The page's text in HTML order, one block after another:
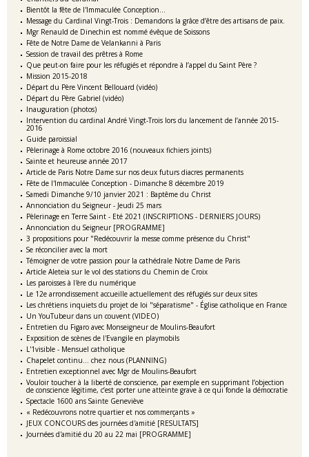
Bientôt la fête de l'Immaculée Conception...
Message du Cardinal Vingt-Trois : Demandons la grâce d’être des artisans de paix.
Mgr Renauld de Dinechin est nommé évêque de Soissons
Fête de Notre Dame de Velankanni à Paris
Session de travail des prêtres à Rome
Que peut-on faire pour les réfugiés et répondre à l’appel du Saint Père ?
Mission 2015-2018
Départ du Père Vincent Bellouard (vidéo)
Départ du Père Gabriel (vidéo)
Inauguration (photos)
Intervention du cardinal André Vingt-Trois lors du lancement de l’année 2015-
2016
Guide paroissial
Pèlerinage à Rome octobre 2016 (nouveaux fichiers joints)
Sainte et heureuse année 2017
Article de Paris Notre Dame sur nos deux futurs diacres permanents
Fête de l'Immaculée Conception - Dimanche 8 décembre 2019
Samedi Dimanche 9/10 janvier 2021 : Baptême du Christ
Annonciation du Seigneur - Jeudi 25 mars
Pèlerinage en Terre Saint - Eté 2021 (INSCRIPTIONS - DERNIERS JOURS)
Annonciation du Seigneur [PROGRAMME]
3 propositions pour "Redécouvrir la messe comme présence du Christ"
Se réconcilier avec la mort
Témoigner de votre passion pour la cathédrale Notre Dame de Paris
Article Aleteia sur le vol des stations du Chemin de Croix
Les paroisses à l'ère du numérique
Le 12e arrondissement accueille actuellement des réfugiés sur deux sites
Les chrétiens inquiets du projet de loi "séparatisme" - Église catholique en France
Un YouTubeur dans un couvent (VIDEO)
Entretien du Figaro avec Monseigneur de Moulins-Beaufort
Exposition de scènes de l'Evangile en playmobils
L'1visible - Mensuel catholique
Chapelet continu... chez nous (PLANNING)
Entretien exceptionnel avec Mgr de Moulins-Beaufort
Vouloir toucher à la liberté de conscience, par exemple en supprimant l’objection
de conscience légitime, c’est porter une atteinte grave à ce qui fonde la démocratie
Spectacle 1600 ans Sainte Geneviève
« Redécouvrons notre quartier et nos commerçants »
JEUX CONCOURS des journées d'amitié [RESULTATS]
Journées d'amitié du 20 au 22 mai [PROGRAMME]